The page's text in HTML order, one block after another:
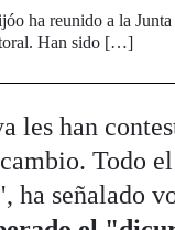
ha reunido a la
Han sido […]
les han
Todo
ha señalado